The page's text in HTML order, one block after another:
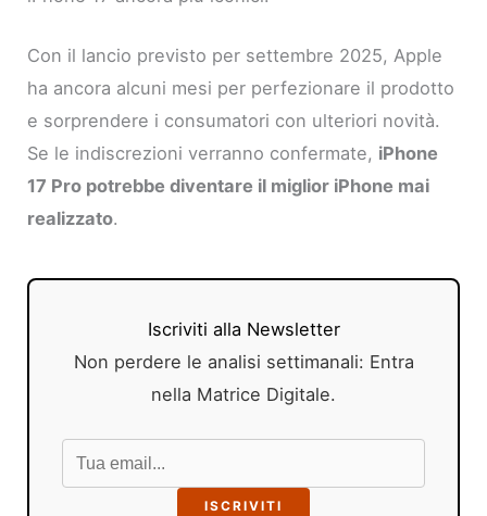
Con il lancio previsto per settembre 2025, Apple
ha ancora alcuni mesi per perfezionare il prodotto
e sorprendere i consumatori con ulteriori novità.
Se le indiscrezioni verranno confermate, iPhone
17 Pro potrebbe diventare il miglior iPhone mai
realizzato.
Iscriviti alla Newsletter
Non perdere le analisi settimanali: Entra
nella Matrice Digitale.
ISCRIVITI